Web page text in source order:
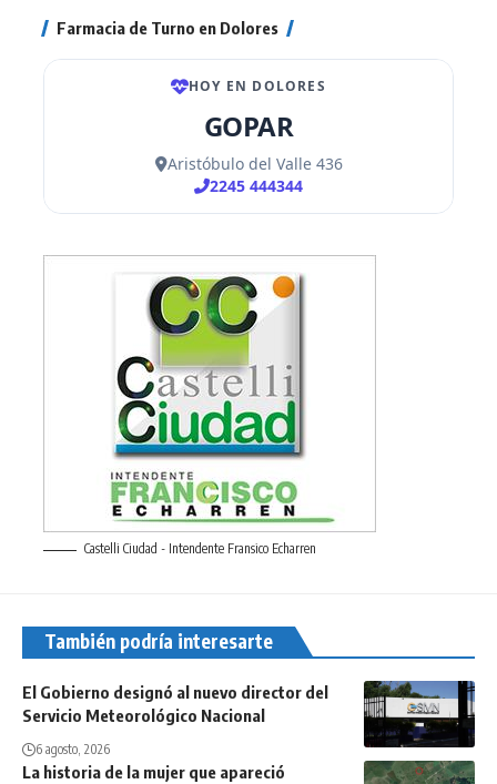
Farmacia de Turno en Dolores
Castelli Ciudad - Intendente Fransico Echarren
También podría interesarte
El Gobierno designó al nuevo director del
Servicio Meteorológico Nacional
6 agosto, 2026
La historia de la mujer que apareció